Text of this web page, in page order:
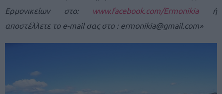
Ερμονικείων στο: www.facebook.com/Ermonikiaή
αποστέλλετε το e-mail σας στο : ermonikia@gmail.com»